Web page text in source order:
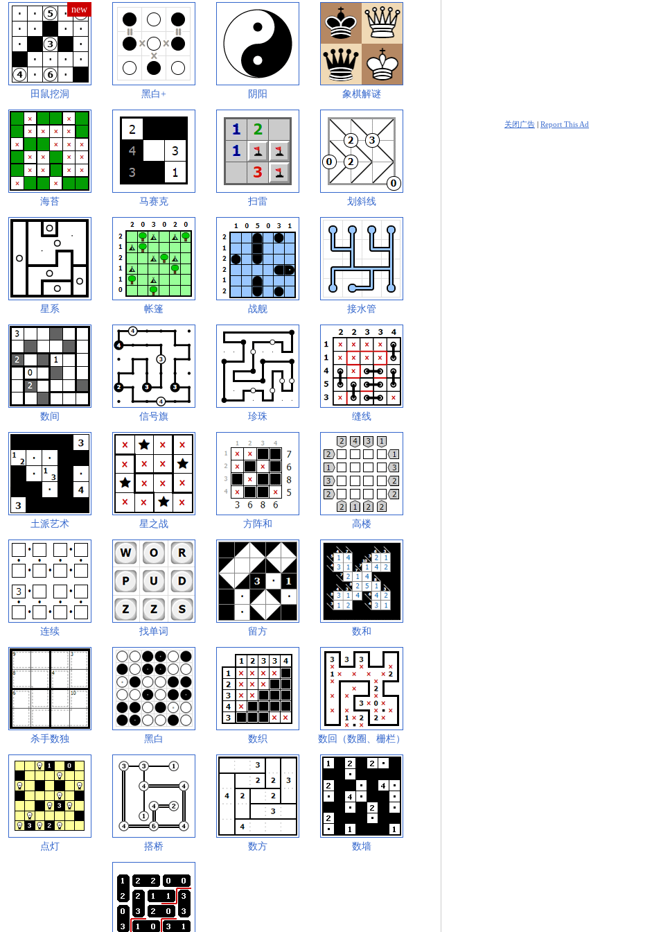
田鼠挖洞 黑白+ 阴阳 象棋解谜
海苔 马赛克 扫雷 划斜线
星系 帐篷 战舰 接水管
数间 信号旗 珍珠 缝线
土派艺术 星之战 方阵和 高楼
连续 找单词 留方 数和
杀手数独 黑白 数织 数回（数圈、栅栏）
点灯 搭桥 数方 数墙
关闭广告 | Report This Ad